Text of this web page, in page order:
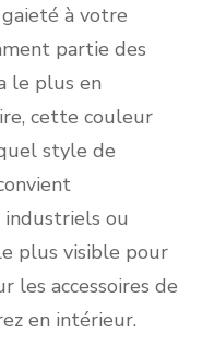
à votre
partie des
le plus en
cette couleur
style de
ou
plus visible pour
les accessoires de
en intérieur.